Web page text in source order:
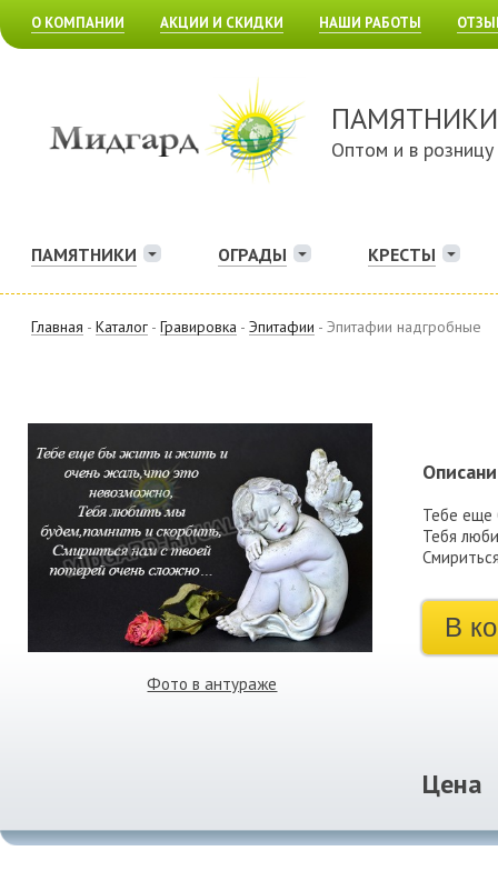
О КОМПАНИИ АКЦИИ И СКИДКИ НАШИ РАБОТЫ
ПАМЯТНИКИ
Оптом и в розницу
ПАМЯТНИКИ ОГРАДЫ КРЕСТЫ
Главная - Каталог - Гравировка - Эпитафии - Эпитафии надгробные
Фото в антураже
Тебе еще
Тебя
В
Цена